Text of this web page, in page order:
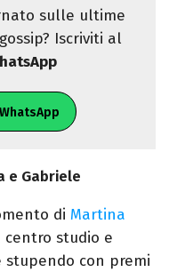
sulle ultime
Iscriviti al
e Gabriele
di Martina
centro studio e
con premi